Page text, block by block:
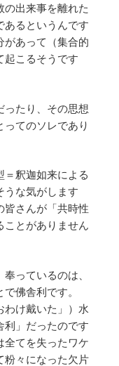
の出来事を離れた
あるというんです
があって（集合的
起こるそうです
ったり、その思想
てのソレであり
＝釈迦如来による
うな気がします
皆さんが「共時性
ことがありません
っているのは、
佛舎利です。
わけ戴いた」）水
利」だったのです
全てを失ったワケ
粉々になった欠片